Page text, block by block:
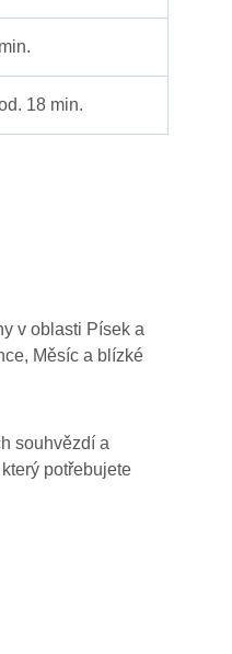
18 min.
v oblasti Písek a
Měsíc a blízké
souhvězdí a
potřebujete